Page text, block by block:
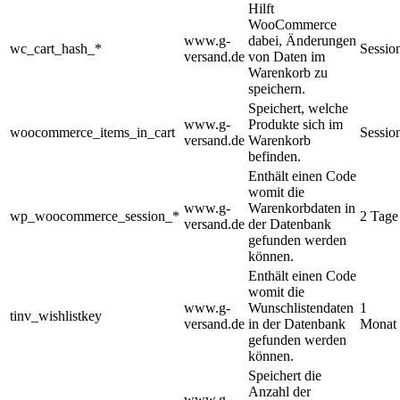
wc_cart_hash_*
www.g-
versand.de
Hilft
WooCommerce
dabei, Änderungen
von Daten im
Warenkorb zu
speichern.
woocommerce_items_in_cart
www.g-
versand.de
Speichert, welche
Produkte sich im
Warenkorb
befinden.
wp_woocommerce_session_*
www.g-
versand.de
Enthält einen Code
womit die
Warenkorbdaten in
der Datenbank
gefunden werden
können.
2 Tage
tinv_wishlistkey
www.g-
versand.de
Enthält einen Code
womit die
Wunschlistendaten
in der Datenbank
gefunden werden
können.
1
Monat
Speichert die
Anzahl der